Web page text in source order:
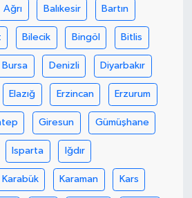
Ağrı Balıkesir Bartın
Bilecik Bingöl Bitlis
Bursa Denizli Diyarbakır
Elazığ Erzincan Erzurum
Giresun Gümüşhane
Isparta Iğdır
Karabük Karaman Kars